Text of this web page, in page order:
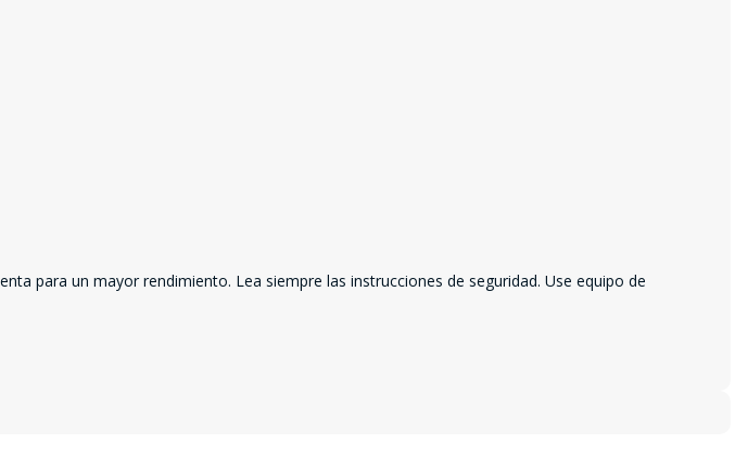
para un mayor rendimiento. Lea siempre las instrucciones de seguridad. Use equipo de